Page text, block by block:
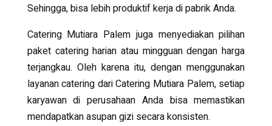
Sehingga, bisa lebih produktif kerja di pabrik Anda.
Catering Mutiara Palem juga menyediakan pilihan
paket catering harian atau mingguan dengan harga
terjangkau. Oleh karena itu, dengan menggunakan
layanan catering dari Catering Mutiara Palem, setiap
karyawan di perusahaan Anda bisa memastikan
mendapatkan asupan gizi secara konsisten.